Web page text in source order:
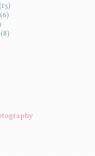
(13)
(6)
(8)